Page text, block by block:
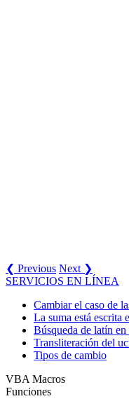
❮ Previous Next ❯
SERVICIOS EN LÍNEA
Cambiar el caso de
La suma está escrita
Búsqueda de latín
Transliteración del
Tipos de cambio
VBA Macros
Funciones